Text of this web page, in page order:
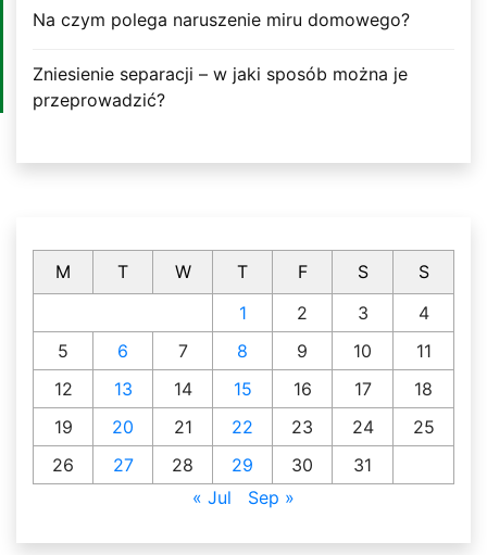
Na czym polega naruszenie miru domowego?
Zniesienie separacji – w jaki sposób można je
przeprowadzić?
M T W T F S
S
1
2 3
4
5
6 7 8 9 10
11
12
13 14 15 16 17
18
19
20 21 22 23 24
25
26
27 28 29 30
31
« Jul
Sep »